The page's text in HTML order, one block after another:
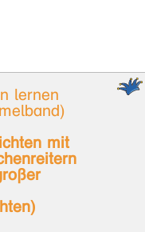
lernen
mit